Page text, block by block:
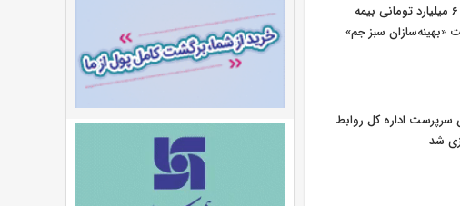
پرداخت خسارت ۶ میلیارد تومانی بیمه
«بهینه‌سازان سبز جم»
سرپرست اداره كل روابط
شد